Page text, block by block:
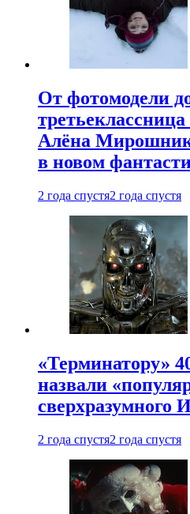
От фотомодели
Алёна
в новом
2 года спустя2 года спустя
«Терминатору»
назвали
сверхразумного
2 года спустя2 года спустя